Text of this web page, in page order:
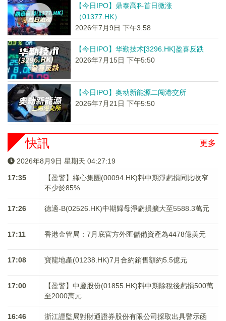
【今日IPO】鼎泰高科首日微涨
（01377.HK）
2026年7月9日 下午3:58
【今日IPO】华勤技术[3296.HK]盈喜反跌
2026年7月15日 下午5:50
【今日IPO】奥动新能源二闯港交所
2026年7月21日 下午5:50
更多
快訊
2026年8月9日 星期天 04:27:20
17:35
【盈警】綠心集團(00094.HK)料中期淨虧損同比收窄
不少於85%
17:26 德適-B(02526.HK)中期歸母淨虧損擴大至5588.3萬元
17:11 香港金管局：7月底官方外匯儲備資產為4478億美元
17:08 寶龍地產(01238.HK)7月合約銷售額約5.5億元
17:00
【盈警】中慶股份(01855.HK)料中期除稅後虧損500萬
至2000萬元
16:46
浙江證監局對財通證券股份有限公司採取出具警示函